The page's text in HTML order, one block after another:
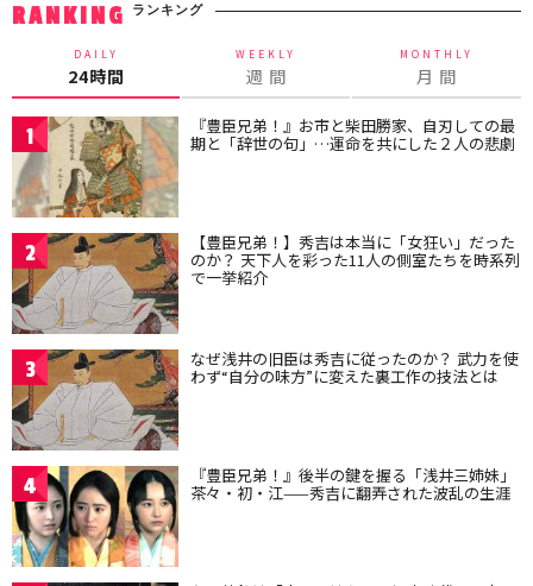
RANKING ランキング
DAILY
24時間
WEEKLY
週 間
MONTHLY
月 間
1 『豊臣兄弟！』お市と柴田勝家、自刃しての最
期と「辞世の句」…運命を共にした２人の悲劇
2 【豊臣兄弟！】秀吉は本当に「女狂い」だった
のか？ 天下人を彩った11人の側室たちを時系列
で一挙紹介
3 なぜ浅井の旧臣は秀吉に従ったのか？ 武力を使
わず“自分の味方”に変えた裏工作の技法とは
4 『豊臣兄弟！』後半の鍵を握る「浅井三姉妹」
茶々・初・江——秀吉に翻弄された波乱の生涯